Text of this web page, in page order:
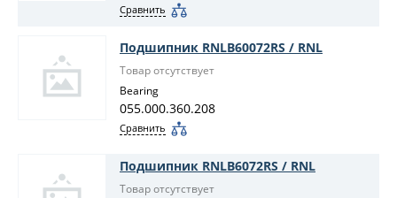
Сравнить
Подшипник RNLB60072RS / RNL
Товар отсутствует
Bearing
055.000.360.208
Сравнить
Подшипник RNLB6072RS / RNL
Товар отсутствует